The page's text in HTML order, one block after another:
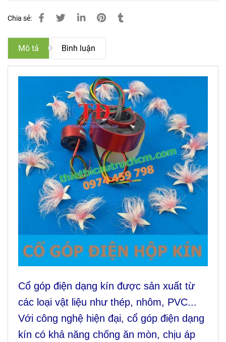
Chia sẻ:
Mô tả Bình luận
Cổ góp điện dạng kín được sản xuất từ
các loại vật liệu như thép, nhôm, PVC...
Với công nghệ hiện đại, cổ góp điện dạng
kín có khả năng chống ăn mòn, chịu áp